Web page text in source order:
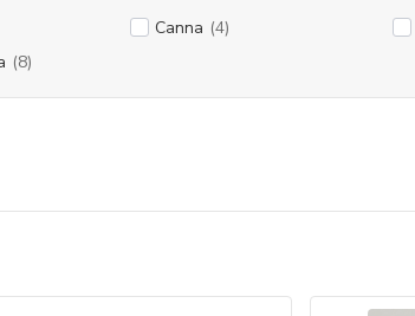
Canna (4)
(8)